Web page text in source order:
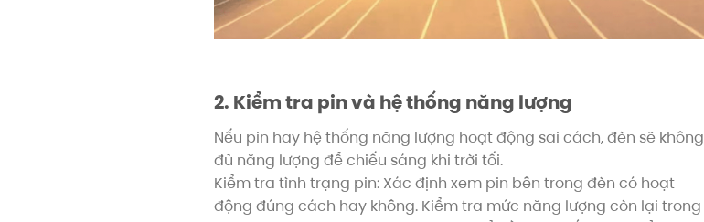
2. Kiểm tra pin và hệ thống năng lượng
Nếu pin hay hệ thống năng lượng hoạt động sai cách, đèn sẽ không
đủ năng lượng để chiếu sáng khi trời tối.
Kiểm tra tình trạng pin: Xác định xem pin bên trong đèn có hoạt
động đúng cách hay không. Kiểm tra mức năng lượng còn lại trong